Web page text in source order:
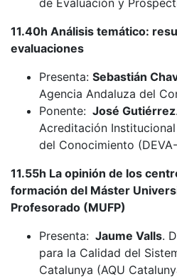
de Evaluación y
11.40h Análisis temático:
evaluaciones
Presenta: Sebastián
Agencia Andaluza del
Ponente: José Gutiérrez
Acreditación
del Conocimiento
11.55h La opinión de los
formación del Máster
Profesorado (MUFP)
Presenta: Jaume Valls.
para la Calidad del
Catalunya (AQU